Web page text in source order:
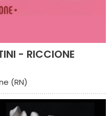
- RICCIONE
(RN)